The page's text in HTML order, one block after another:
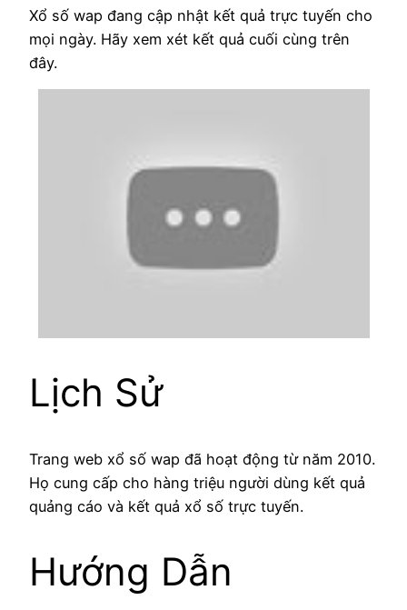
Xổ số wap đang cập nhật kết quả trực tuyến cho
mọi ngày. Hãy xem xét kết quả cuối cùng trên
đây.
Lịch Sử
Trang web xổ số wap đã hoạt động từ năm 2010.
Họ cung cấp cho hàng triệu người dùng kết quả
quảng cáo và kết quả xổ số trực tuyến.
Hướng Dẫn